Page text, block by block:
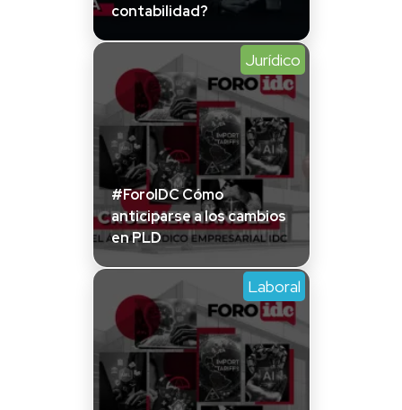
contabilidad?
Jurídico
#ForoIDC Cómo
anticiparse a los cambios
en PLD
Laboral